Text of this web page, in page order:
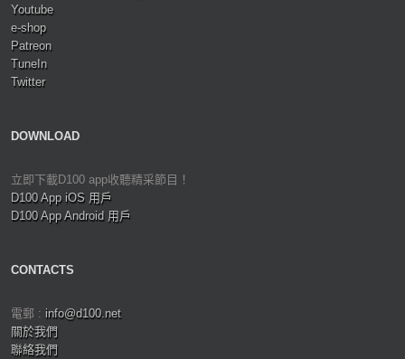
Youtube
e-shop
Patreon
TuneIn
Twitter
DOWNLOAD
立即下載D100 app收聽精采節目！
D100 App iOS 用戶
D100 App Android 用戶
CONTACTS
電郵 : info@d100.net
關於我們
聯絡我們